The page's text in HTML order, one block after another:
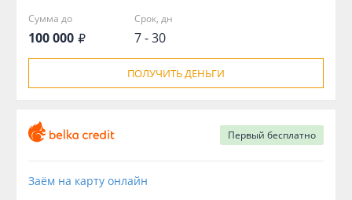
Сумма до
100 000
Срок, дн
7 - 30
ПОЛУЧИТЬ ДЕНЬГИ
Первый бесплатно
Заём на карту онлайн